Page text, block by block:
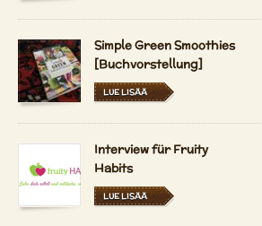
Simple Green Smoothies
[Buchvorstellung]
LUE LISÄÄ
Interview für Fruity
Habits
LUE LISÄÄ